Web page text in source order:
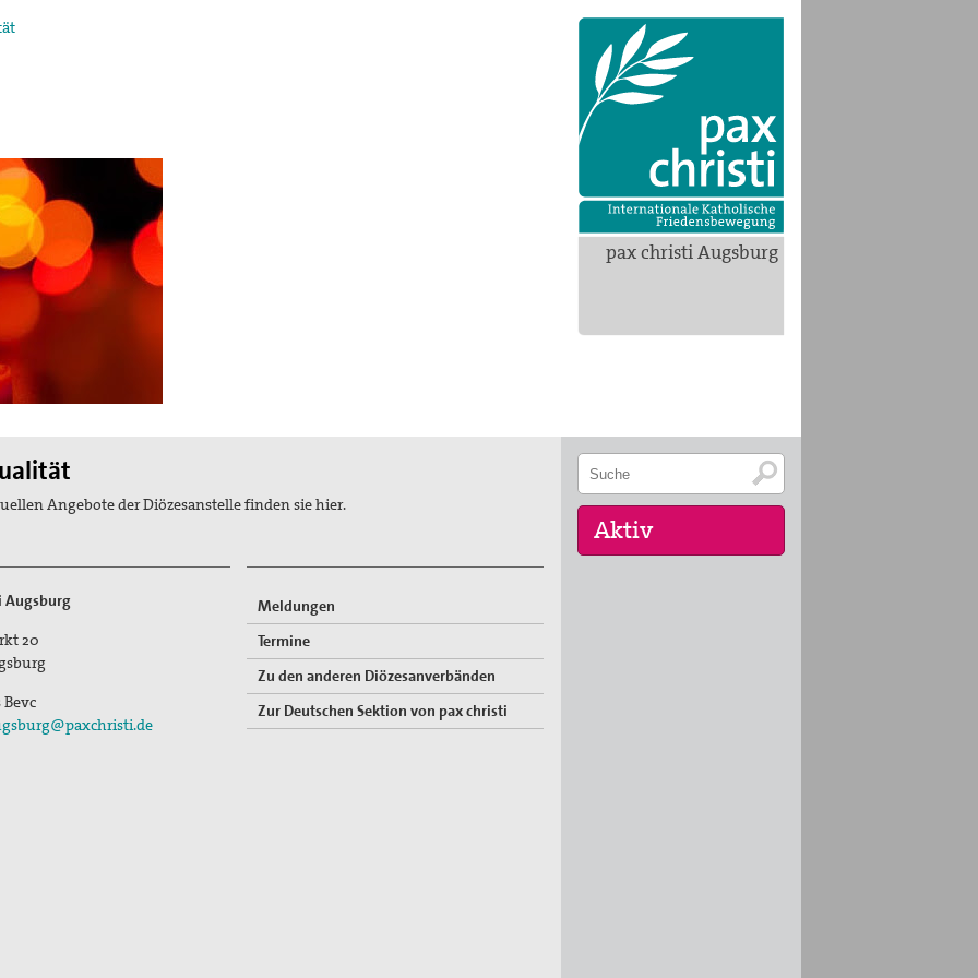
pax christi Augsburg
und arbeitet in
Konzils.
des weltweiten
des II. Weltkrieges,
die Hand
Angebote der Diözesanstelle finden sie hier.
Augsburg
20
Bevc
Meldungen
Termine
Zu den anderen Diözesanverbänden
Zur Deutschen Sektion von pax christi